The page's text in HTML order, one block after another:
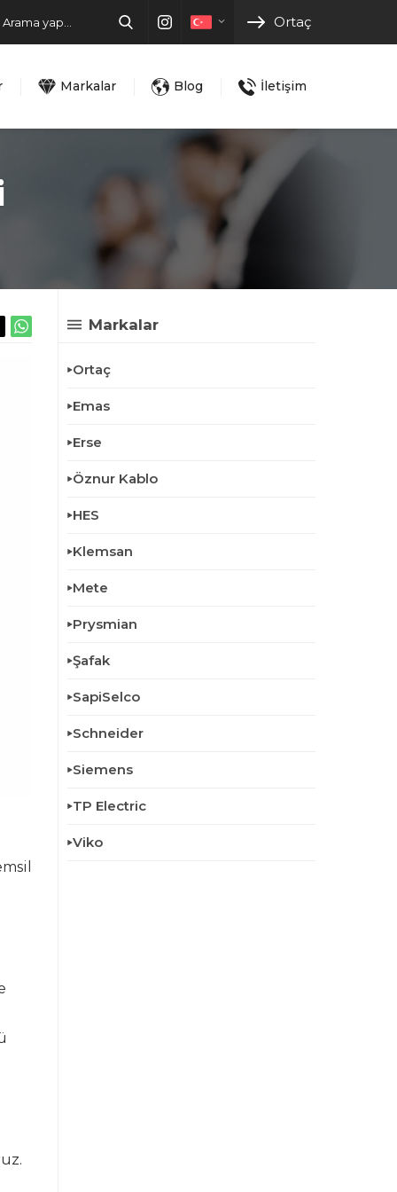
Ortaç
Markalar Blog İletişim
Markalar
Ortaç
Emas
Erse
Öznur Kablo
HES
Klemsan
Mete
Prysmian
Şafak
SapiSelco
Schneider
Siemens
TP Electric
Viko